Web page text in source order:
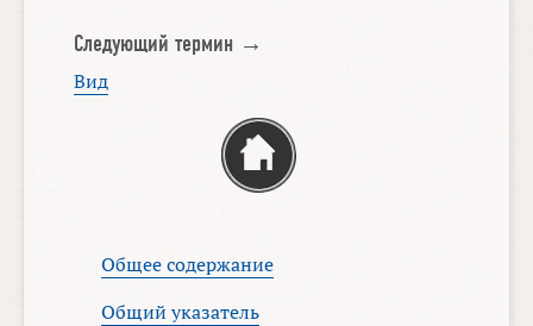
Следующий термин →
Вид
Общее содержание
Общий указатель